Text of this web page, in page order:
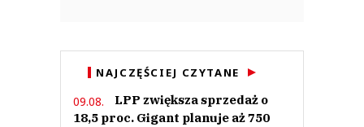
NAJCZĘŚCIEJ CZYTANE
09.08.
LPP zwiększa sprzedaż o
18,5 proc. Gigant planuje aż 750